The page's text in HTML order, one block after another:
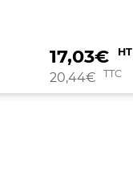
17,03€ HT
20,44€ TTC